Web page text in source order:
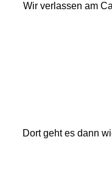
Wir verlassen am
Dort geht es dann